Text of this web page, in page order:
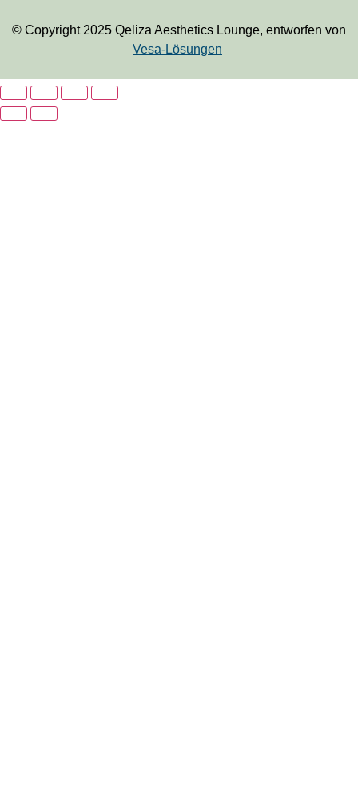
© Copyright 2025 Qeliza Aesthetics Lounge, entworfen von
Vesa-Lösungen